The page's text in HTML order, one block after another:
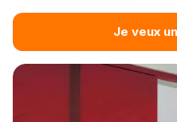
Je veux